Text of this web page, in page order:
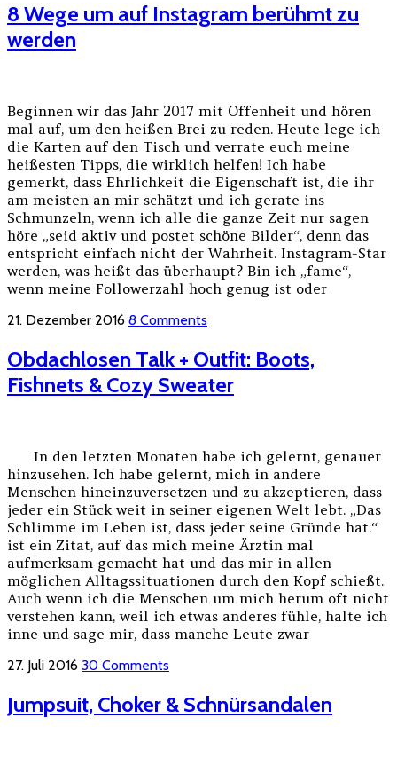
8 Wege um auf Instagram berühmt zu
werden
Beginnen wir das Jahr 2017 mit Offenheit und hören
mal auf, um den heißen Brei zu reden. Heute lege ich
die Karten auf den Tisch und verrate euch meine
heißesten Tipps, die wirklich helfen! Ich habe
gemerkt, dass Ehrlichkeit die Eigenschaft ist, die ihr
am meisten an mir schätzt und ich gerate ins
Schmunzeln, wenn ich alle die ganze Zeit nur sagen
höre „seid aktiv und postet schöne Bilder“, denn das
entspricht einfach nicht der Wahrheit. Instagram-Star
werden, was heißt das überhaupt? Bin ich „fame“,
wenn meine Followerzahl hoch genug ist oder
21. Dezember 2016 8 Comments
Obdachlosen Talk + Outfit: Boots,
Fishnets & Cozy Sweater
In den letzten Monaten habe ich gelernt, genauer
hinzusehen. Ich habe gelernt, mich in andere
Menschen hineinzuversetzen und zu akzeptieren, dass
jeder ein Stück weit in seiner eigenen Welt lebt. „Das
Schlimme im Leben ist, dass jeder seine Gründe hat.“
ist ein Zitat, auf das mich meine Ärztin mal
aufmerksam gemacht hat und das mir in allen
möglichen Alltagssituationen durch den Kopf schießt.
Auch wenn ich die Menschen um mich herum oft nicht
verstehen kann, weil ich etwas anderes fühle, halte ich
inne und sage mir, dass manche Leute zwar
27. Juli 2016 30 Comments
Jumpsuit, Choker & Schnürsandalen